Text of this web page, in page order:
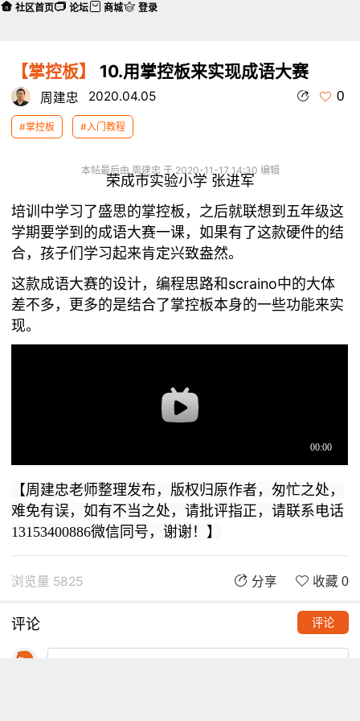
【掌控板】 10.用掌控板来实现成语大赛
周建忠 2020.04.05 0
#掌控板 #入门教程
本帖最后由 周建忠 于 2020-11-17 14:30 编辑
荣成市实验小学 张进军
培训中学习了盛思的掌控板，之后就联想到五年级这
学期要学到的成语大赛一课，如果有了这款硬件的结
合，孩子们学习起来肯定兴致盎然。
这款成语大赛的设计，编程思路和scraino中的大体
差不多，更多的是结合了掌控板本身的一些功能来实
现。
【周建忠老师整理发布，版权归原作者，匆忙之处，
难免有误，如有不当之处，请批评指正，请联系电话
13153400886微信同号，谢谢！】
浏览量 5825 分享 收藏 0
评论 评论
社区首页 论坛 商城 登录